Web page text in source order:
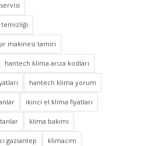
makinesi tamiri
hantech klima arıza kodları
hantech klima yorum
ikinci el klima fiyatları
klima bakımı
gaziantep klimacım